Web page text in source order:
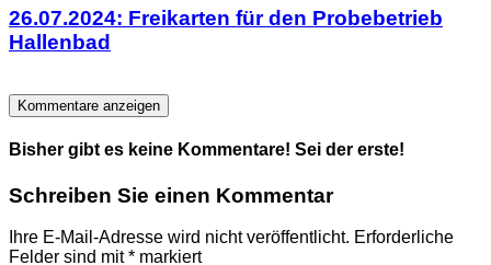
26.07.2024: Freikarten für den Probebetrieb
Hallenbad
Kommentare anzeigen
Bisher gibt es keine Kommentare! Sei der erste!
Schreiben Sie einen Kommentar
Ihre E-Mail-Adresse wird nicht veröffentlicht. Erforderliche
Felder sind mit* markiert